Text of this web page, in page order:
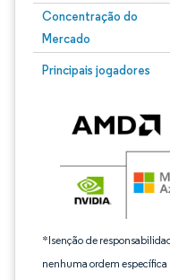
Concentração do
Mercado
Principais jogadores
*Isenção de
nenhuma ordem específica
Imagem © Mordor